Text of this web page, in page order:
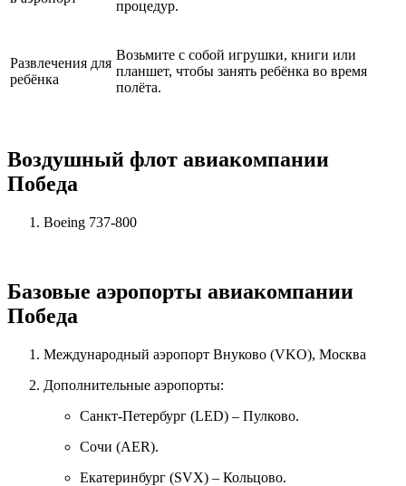
процедур.
Развлечения для
ребёнка
Возьмите с собой игрушки, книги или
планшет, чтобы занять ребёнка во время
полёта.
Воздушный флот авиакомпании
Победа
Boeing 737-800
Базовые аэропорты авиакомпании
Победа
Международный аэропорт Внуково (VKO), Москва
Дополнительные аэропорты:
Санкт-Петербург (LED) – Пулково.
Сочи (AER).
Екатеринбург (SVX) – Кольцово.